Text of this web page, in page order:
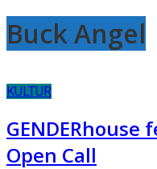
Buck Angel
KULTUR
Open Call